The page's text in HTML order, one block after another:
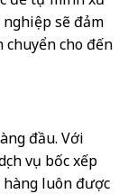
sẽ đảm
chuyển cho đến
đầu. Với
vụ bốc xếp
hàng luôn được